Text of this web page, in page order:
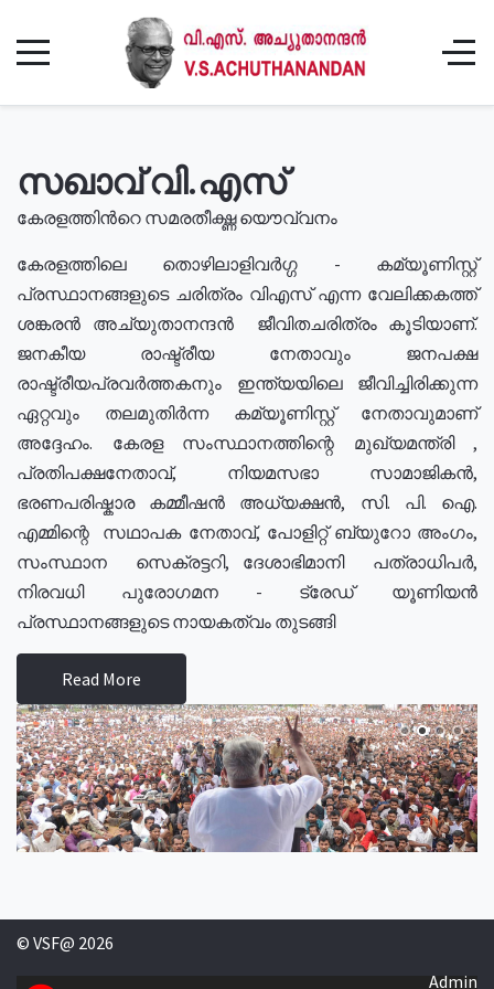
സഖാവ് വി.എസ്
കേരളത്തിൻറെ സമരതീക്ഷ്ണ യൌവ്വനം
കേരളത്തിലെ തൊഴിലാളിവർഗ്ഗ - കമ്യൂണിസ്റ്റ്
പ്രസ്ഥാനങ്ങളുടെ ചരിത്രം വിഎസ് എന്ന വേലിക്കകത്ത്
ശങ്കരൻ അച്യുതാനന്ദൻ ജീവിതചരിത്രം കൂടിയാണ്.
ജനകീയ രാഷ്ട്രീയ നേതാവും ജനപക്ഷ
രാഷ്ട്രീയപ്രവർത്തകനും ഇന്ത്യയിലെ ജീവിച്ചിരിക്കുന്ന
ഏറ്റവും തലമുതിർന്ന കമ്യൂണിസ്റ്റ് നേതാവുമാണ്
അദ്ദേഹം. കേരള സംസ്ഥാനത്തിന്റെ മുഖ്യമന്ത്രി ,
പ്രതിപക്ഷനേതാവ്, നിയമസഭാ സാമാജികൻ,
ഭരണപരിഷ്കാര കമ്മീഷൻ അധ്യക്ഷൻ, സി. പി. ഐ.
എമ്മിന്റെ സഥാപക നേതാവ്, പോളിറ്റ് ബ്യുറോ അംഗം,
സംസ്ഥാന സെക്രട്ടറി, ദേശാഭിമാനി പത്രാധിപർ,
നിരവധി പുരോഗമന - ട്രേഡ് യൂണിയൻ
പ്രസ്ഥാനങ്ങളുടെ നായകത്വം തുടങ്ങി
Read More
© VSF@ 2026
Admin